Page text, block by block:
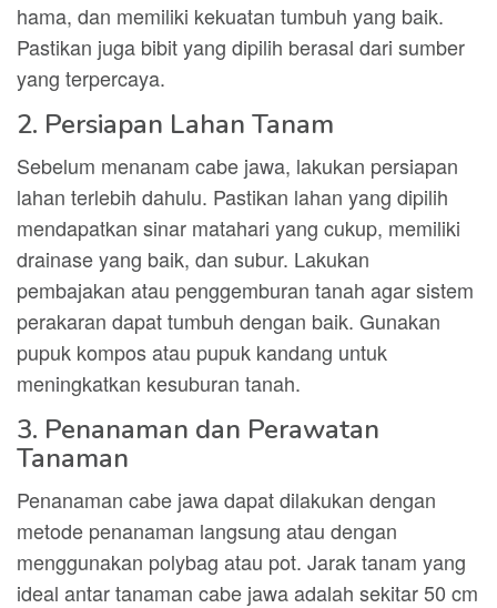
hama, dan memiliki kekuatan tumbuh yang baik.
Pastikan juga bibit yang dipilih berasal dari sumber
yang terpercaya.
2. Persiapan Lahan Tanam
Sebelum menanam cabe jawa, lakukan persiapan
lahan terlebih dahulu. Pastikan lahan yang dipilih
mendapatkan sinar matahari yang cukup, memiliki
drainase yang baik, dan subur. Lakukan
pembajakan atau penggemburan tanah agar sistem
perakaran dapat tumbuh dengan baik. Gunakan
pupuk kompos atau pupuk kandang untuk
meningkatkan kesuburan tanah.
3. Penanaman dan Perawatan
Tanaman
Penanaman cabe jawa dapat dilakukan dengan
metode penanaman langsung atau dengan
menggunakan polybag atau pot. Jarak tanam yang
ideal antar tanaman cabe jawa adalah sekitar 50 cm